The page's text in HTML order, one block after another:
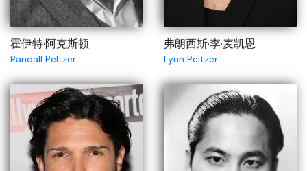
霍伊特·阿克斯顿
Randall Peltzer
弗朗西斯·李·麦凯恩
Lynn Peltzer